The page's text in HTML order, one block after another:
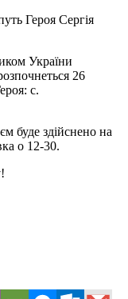
Героя Сергія
України
26
с.
буде здійснено на
о 12-30.